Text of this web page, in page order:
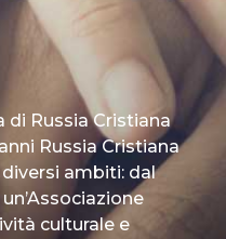
di Russia Cristiana
Russia Cristiana
ambiti: dal
culturale e